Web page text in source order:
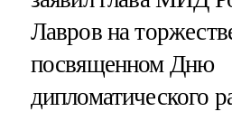
Лавров на
посвященном Дню
дипломатического